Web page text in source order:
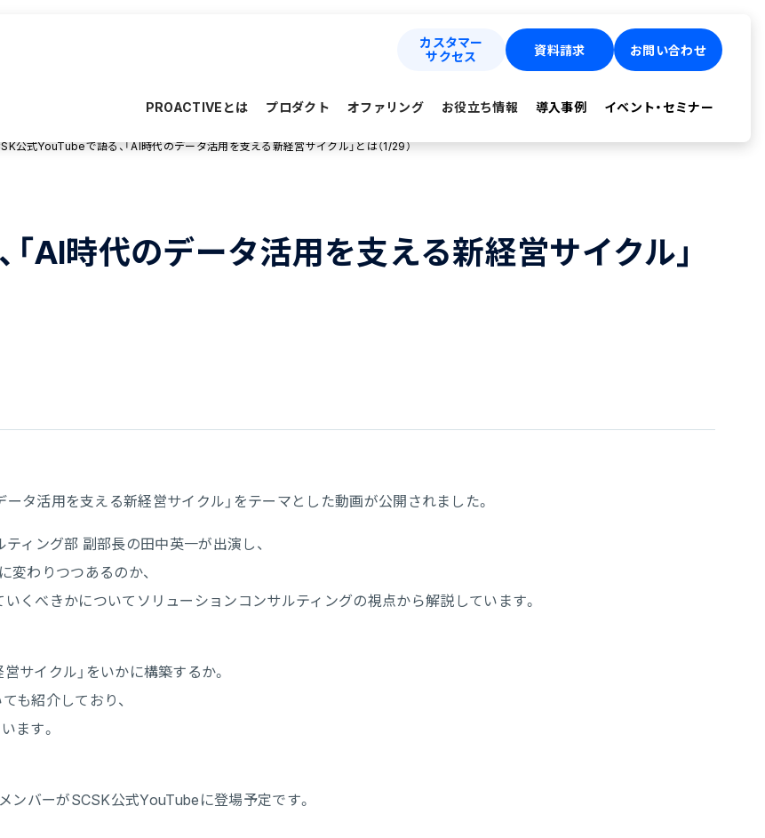
PROACTIVEとは プロダクト オファリング お役立ち情報 導入事例 イベント・セミナー
カスタマー
サクセス
資料請求 お問い合わせ
公式YouTubeで語る、「AI時代のデータ活用を支える新経営サイクル」とは（1/29）
AI時代のデータ活用を支える新経営サイクル」
タ活用を支える新経営サイクル」をテーマとした動画が公開されました。
ィング部 副部長の田中英一が出演し、
わりつつあるのか、
くべきかについてソリューションコンサルティングの視点から解説しています。
サイクル」をいかに構築するか。
も紹介しており、
ます。
ンバーがSCSK公式YouTubeに登場予定です。